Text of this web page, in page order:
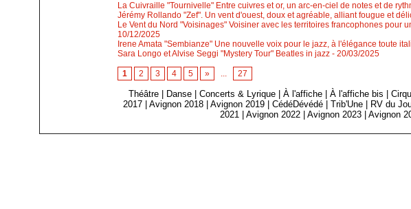
La Cuivraille "Tournivelle" Entre cuivres et or, un arc-en-ciel de notes et de
Jérémy Rollando "Zef". Un vent d'ouest, doux et agréable, alliant fougue et
Le Vent du Nord "Voisinages" Voisiner avec les territoires francophones
10/12/2025
Irene Amata "Sembianze" Une nouvelle voix pour le jazz, à l'élégance toute
Sara Longo et Alvise Seggi "Mystery Tour" Beatles in jazz - 20/03/2025
1 2 3 4 5 » ... 27
Théâtre Danse |Concerts & Lyrique |À l'affiche |À l'affiche bis |
2017
|Avignon 2018 |Avignon 2019 |CédéDévédé |Trib'Une RV du
2021
|Avignon 2022 |Avignon 2023 |Avignon